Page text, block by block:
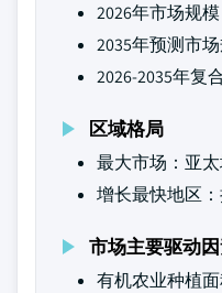
2026年市场规
2035年预测市
2026-2035年复
区域格局
最大市场：亚
增长最快地区
市场主要驱动
有机农业种植